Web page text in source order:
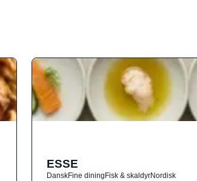
ESSE
DanskFine diningFisk & skaldyrNordisk